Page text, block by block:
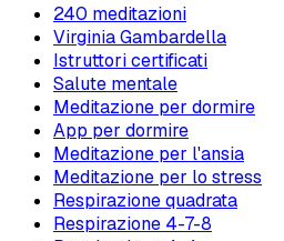
240 meditazioni
Virginia Gambardella
Istruttori certificati
Salute mentale
Meditazione per dormire
App per dormire
Meditazione per l'ansia
Meditazione per lo stress
Respirazione quadrata
Respirazione 4-7-8